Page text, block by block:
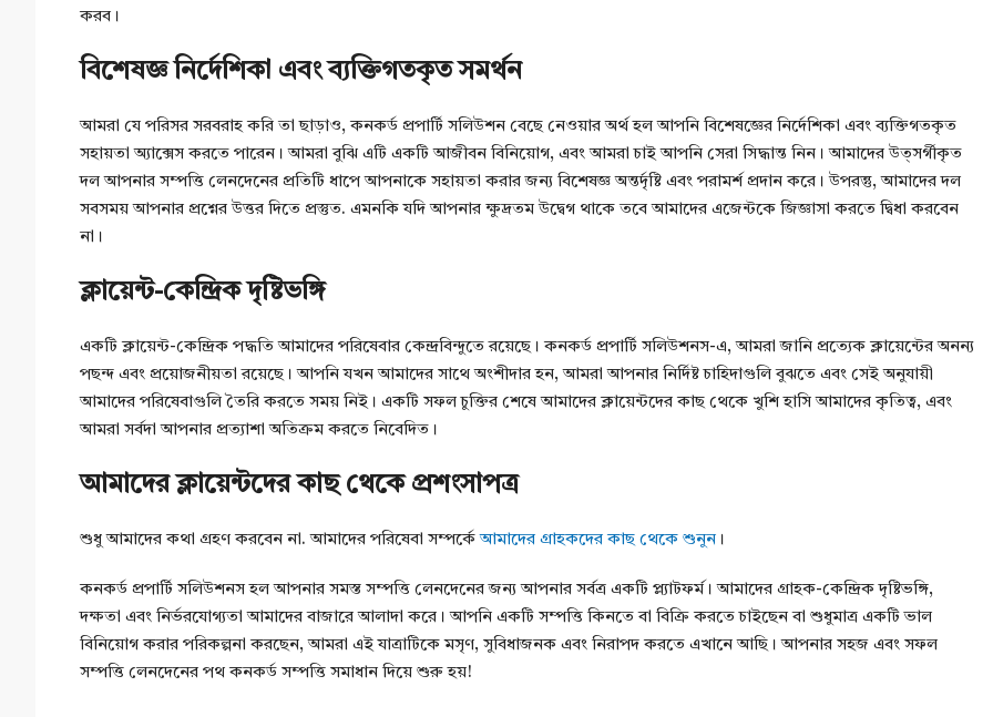
করব।
বিশেষজ্ঞ নির্দেশিকা এবং ব্যক্তিগতকৃত সমর্থন
আমরা যে পরিসর সরবরাহ করি তা ছাড়াও, কনকর্ড প্রপার্টি সলিউশন বেছে নেওয়ার অর্থ হল আপনি বিশেষজ্ঞের নির্দেশিকা এবং ব্যক্তিগতকৃত
সহায়তা অ্যাক্সেস করতে পারেন। আমরা বুঝি এটি একটি আজীবন বিনিয়োগ, এবং আমরা চাই আপনি সেরা সিদ্ধান্ত নিন। আমাদের উত্সর্গীকৃত
দল আপনার সম্পত্তি লেনদেনের প্রতিটি ধাপে আপনাকে সহায়তা করার জন্য বিশেষজ্ঞ অন্তর্দৃষ্টি এবং পরামর্শ প্রদান করে। উপরন্তু, আমাদের দল
সবসময় আপনার প্রশ্নের উত্তর দিতে প্রস্তুত. এমনকি যদি আপনার ক্ষুদ্রতম উদ্বেগ থাকে তবে আমাদের এজেন্টকে জিজ্ঞাসা করতে দ্বিধা করবেন
না।
ক্লায়েন্ট-কেন্দ্রিক দৃষ্টিভঙ্গি
একটি ক্লায়েন্ট-কেন্দ্রিক পদ্ধতি আমাদের পরিষেবার কেন্দ্রবিন্দুতে রয়েছে। কনকর্ড প্রপার্টি সলিউশনস-এ, আমরা জানি প্রত্যেক ক্লায়েন্টের অনন্য
পছন্দ এবং প্রয়োজনীয়তা রয়েছে। আপনি যখন আমাদের সাথে অংশীদার হন, আমরা আপনার নির্দিষ্ট চাহিদাগুলি বুঝতে এবং সেই অনুযায়ী
আমাদের পরিষেবাগুলি তৈরি করতে সময় নিই। একটি সফল চুক্তির শেষে আমাদের ক্লায়েন্টদের কাছ থেকে খুশি হাসি আমাদের কৃতিত্ব, এবং
আমরা সর্বদা আপনার প্রত্যাশা অতিক্রম করতে নিবেদিত।
আমাদের ক্লায়েন্টদের কাছ থেকে প্রশংসাপত্র
শুধু আমাদের কথা গ্রহণ করবেন না. আমাদের পরিষেবা সম্পর্কেআমাদের গ্রাহকদের কাছ থেকে শুনুন ।
কনকর্ড প্রপার্টি সলিউশনস হল আপনার সমস্ত সম্পত্তি লেনদেনের জন্য আপনার সর্বত্র একটি প্ল্যাটফর্ম। আমাদের গ্রাহক-কেন্দ্রিক দৃষ্টিভঙ্গি,
দক্ষতা এবং নির্ভরযোগ্যতা আমাদের বাজারে আলাদা করে। আপনি একটি সম্পত্তি কিনতে বা বিক্রি করতে চাইছেন বা শুধুমাত্র একটি ভাল
বিনিয়োগ করার পরিকল্পনা করছেন, আমরা এই যাত্রাটিকে মসৃণ, সুবিধাজনক এবং নিরাপদ করতে এখানে আছি। আপনার সহজ এবং সফল
সম্পত্তি লেনদেনের পথ কনকর্ড সম্পত্তি সমাধান দিয়ে শুরু হয়!